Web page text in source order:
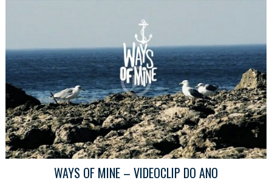
WAYS OF MINE – VIDEOCLIP DO ANO